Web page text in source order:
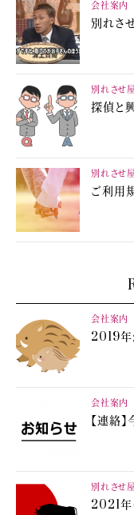
会社案内
別れさ
別れさせ
探偵と
別れさせ
ご利用
会社案内
2019年
会社案内
【連絡
別れさせ
2021年